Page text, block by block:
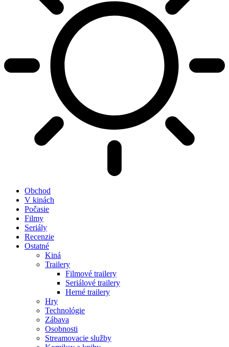
Obchod
V kinách
Počasie
Filmy
Seriály
Recenzie
Ostatné
Kiná
Trailery
Filmové trailery
Seriálové trailery
Herné trailery
Hry
Technológie
Zábava
Osobnosti
Streamovacie služby